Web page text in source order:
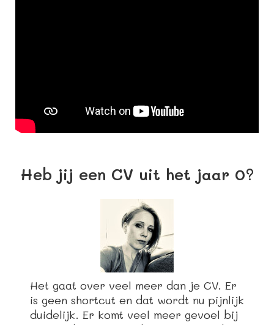
Heb jij een CV uit het jaar 0?
Het gaat over veel meer dan je CV. Er
is geen shortcut en dat wordt nu pijnlijk
duidelijk. Er komt veel meer gevoel bij